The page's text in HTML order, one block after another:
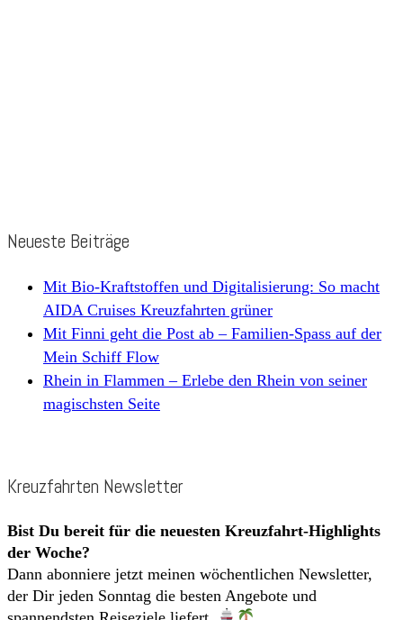
Neueste Beiträge
Mit Bio-Kraftstoffen und Digitalisierung: So macht
AIDA Cruises Kreuzfahrten grüner
Mit Finni geht die Post ab – Familien-Spass auf der
Mein Schiff Flow
Rhein in Flammen – Erlebe den Rhein von seiner
magischsten Seite
Kreuzfahrten Newsletter
Bist Du bereit für die neuesten Kreuzfahrt-Highlights
der Woche?
Dann abonniere jetzt meinen wöchentlichen Newsletter,
der Dir jeden Sonntag die besten Angebote und